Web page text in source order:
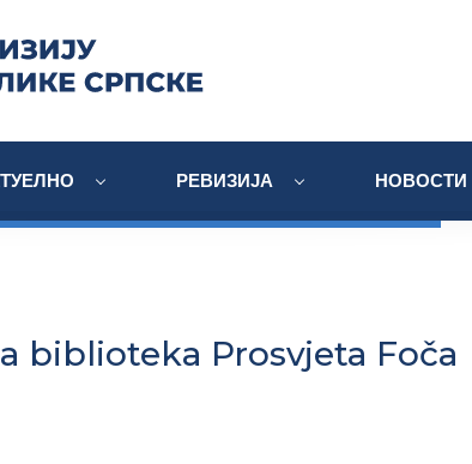
РЕВИЗИЈА НОВОСТИ
biblioteka Prosvjeta Foča